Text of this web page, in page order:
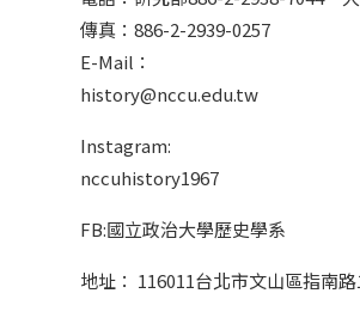
傳真：886-2-2939-0257
E-Mail：
history@nccu.edu.tw
Instagram:
nccuhistory1967
FB:國立政治大學歷史學系
地址： 116011台北市文山區指南